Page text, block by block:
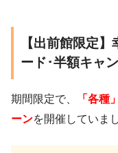
【出前館限定
ード･半額キャ
期間限定で、
「各種
ーンを開催していま